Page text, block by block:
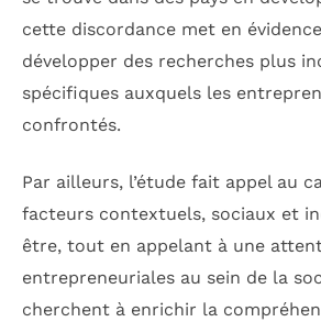
cette discordance met en
développer des recherches plus
spécifiques auxquels les
confrontés.
Par ailleurs, l’étude fait appel au
facteurs contextuels, sociaux et
être, tout en appelant à une
entrepreneuriales au sein de la
cherchent à enrichir la